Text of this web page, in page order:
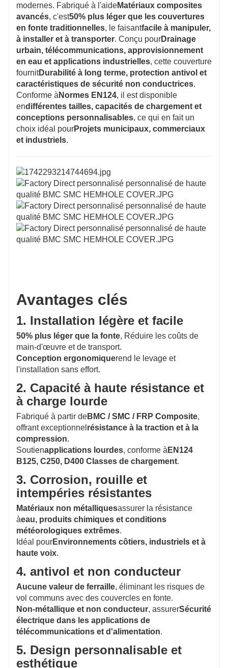
modernes. Fabriqué à l'aideMatériaux composites
avancés, c'est50% plus léger que les couvertures
en fonte traditionnelles, le faisantfacile à manipuler,
à installer et à transporter. Conçu pourDrainage
urbain, télécommunications, approvisionnement
en eau et applications industrielles, cette couverture
fournitDurabilité à long terme, protection antivol et
caractéristiques de sécurité non conductrices.
Conforme à Normes EN124, il est disponible
endifférentes tailles, capacités de chargement et
conceptions personnalisables, ce qui en fait un
choix idéal pourProjets municipaux, commerciaux
et industriels.
Avantages clés
1. Installation légère et facile
50% plus léger que la fonte, Réduire les coûts de
main-d'œuvre et de transport.
Conception ergonomiquerend le levage et
l'installation sans effort.
2. Capacité à haute résistance et
à charge lourde
Fabriqué à partir deBMC / SMC / FRP Composite,
offrant exceptionnel résistance à la traction et à la
compression.
Soutienapplications lourdes, conforme àEN124
B125, C250, D400 Classes de chargement.
3. Corrosion, rouille et
intempéries résistantes
Matériaux non métalliquesassurer la résistance
àeau, produits chimiques et conditions
météorologiques extrêmes.
Idéal pourEnvironnements côtiers, industriels et à
haute voix.
4. antivol et non conducteur
Aucune valeur de ferraille, éliminant les risques de
vol communs avec des couvercles en fonte.
Non-métallique et non conducteur, assurerSécurité
électrique dans les applications de
télécommunications et d'alimentation.
5. Design personnalisable et
esthétique